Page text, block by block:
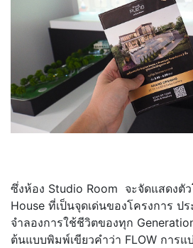
ซึ่งห้อง Studio Room จะจัดแสดงตั
House ที่เป็นจุดเด่นของโครงการ ป
จำลองการใช้ชีวิตของทุก
ต้นแบบพิมพ์เขียวคำว่า FLOW การ